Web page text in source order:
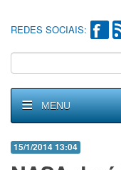
REDES SOCIAIS:
MENU
15/1/2014 13:04